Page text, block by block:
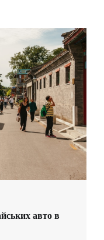
авто в